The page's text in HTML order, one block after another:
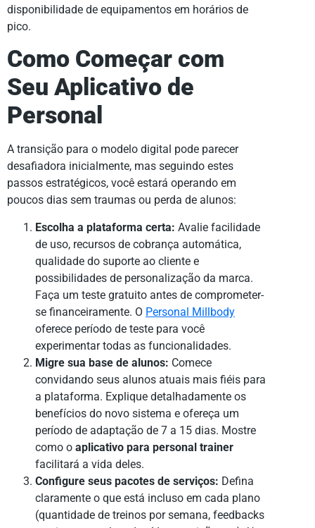
disponibilidade de equipamentos em horários de
pico.
Como Começar com
Seu Aplicativo de
Personal
A transição para o modelo digital pode parecer
desafiadora inicialmente, mas seguindo estes
passos estratégicos, você estará operando em
poucos dias sem traumas ou perda de alunos:
Escolha a plataforma certa: Avalie facilidade
de uso, recursos de cobrança automática,
qualidade do suporte ao cliente e
possibilidades de personalização da marca.
Faça um teste gratuito antes de comprometer-
se financeiramente. O Personal Millbody
oferece período de teste para você
experimentar todas as funcionalidades.
Migre sua base de alunos: Comece
convidando seus alunos atuais mais fiéis para
a plataforma. Explique detalhadamente os
benefícios do novo sistema e ofereça um
período de adaptação de 7 a 15 dias. Mostre
como o aplicativo para personal trainer
facilitará a vida deles.
Configure seus pacotes de serviços: Defina
claramente o que está incluso em cada plano
(quantidade de treinos por semana, feedbacks